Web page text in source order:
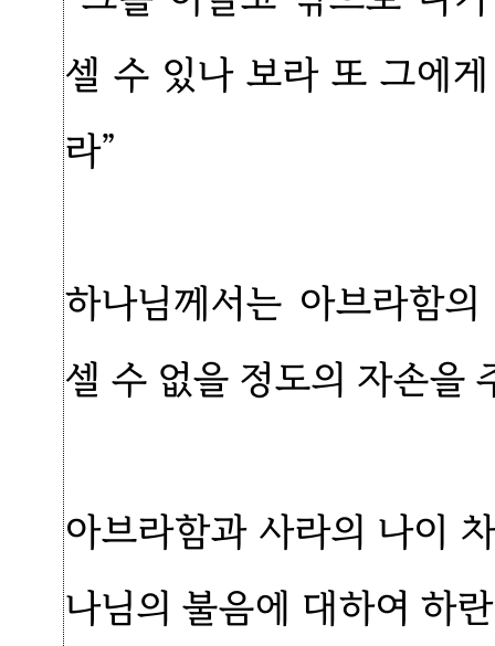
셀 수 있나 보라 또 그에
라”
하나님께서는 아브라함
셀 수 없을 정도의 자손을
아브라함과 사라의 나이
나님의 불음에 대하여 하